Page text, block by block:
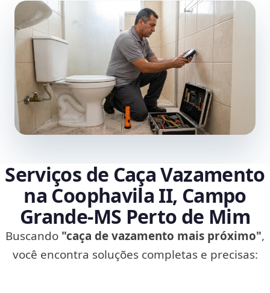
Serviços de Caça Vazamento
na Coophavila II, Campo
Grande‑MS Perto de Mim
Buscando "caça de vazamento mais próximo",
você encontra soluções completas e precisas: